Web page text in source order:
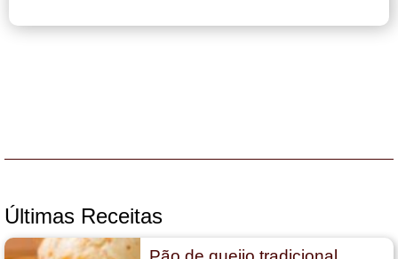
Últimas Receitas